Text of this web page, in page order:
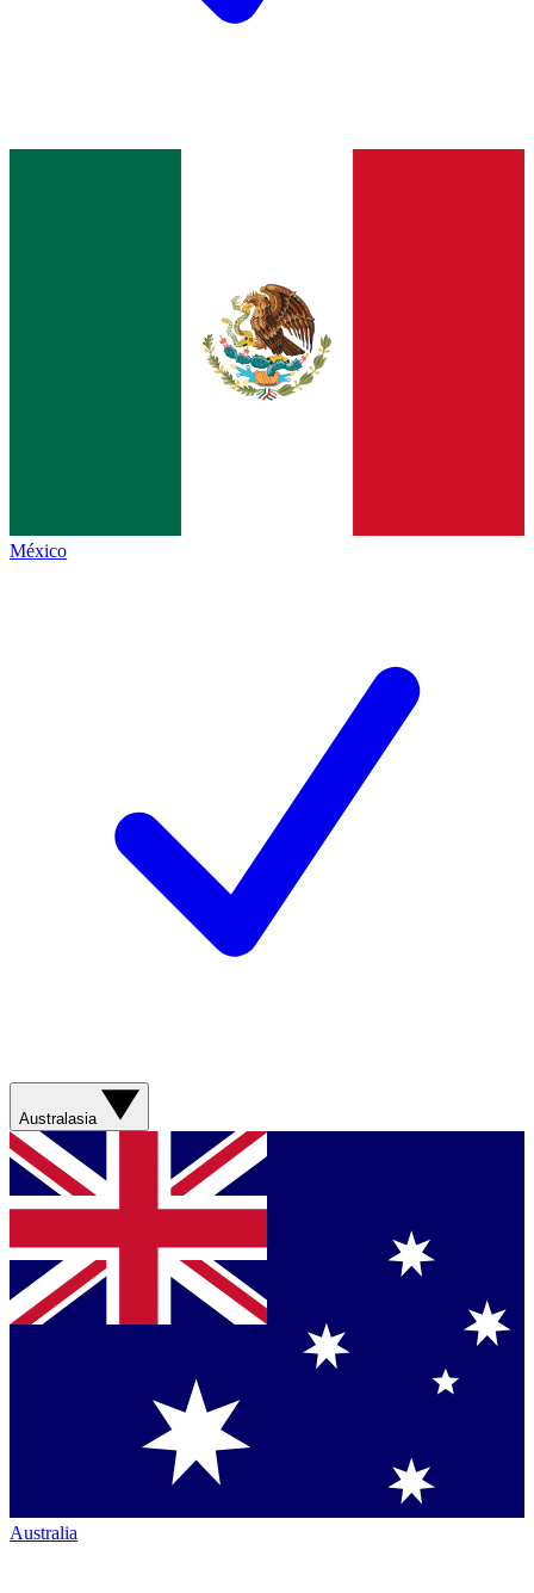
México
Australasia
Australia